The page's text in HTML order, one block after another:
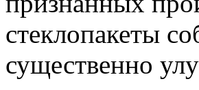
стеклопакеты
существенно